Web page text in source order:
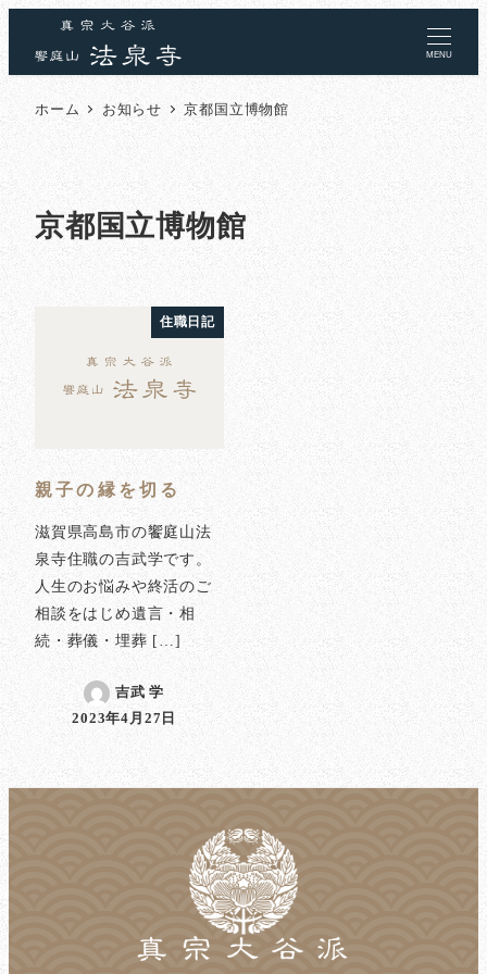
MENU
ホーム お知らせ 京都国立博物館
京都国立博物館
住職日記
親子の縁を切る
滋賀県高島市の饗庭山法
泉寺住職の吉武学です。
人生のお悩みや終活のご
相談をはじめ遺言・相
続・葬儀・埋葬 […]
吉武 学
投稿日
2023年4月27日